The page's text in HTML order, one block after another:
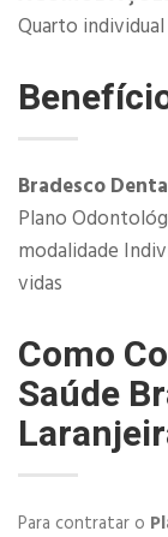
Quarto
​Bradesco
Plano
modalidade
vidas
Como
Saúde
Para contratar o